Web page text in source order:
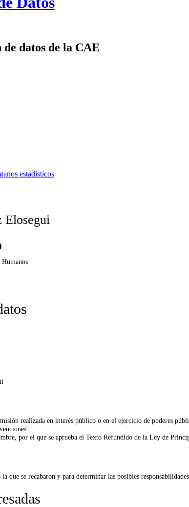
datos de la CAE
estadísticos
Elosegui
Humanos
realizada en interés público o en el ejercicio de poderes
por el que se aprueba el Texto Refundido de la Ley de
que se recabaron y para determinar las posibles